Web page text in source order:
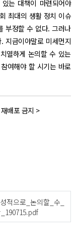
는 대책이 마련되어야
최대의 생활 정치 이슈
부정할 수 없다. 그러나
지금이야말로 미세먼지
열하게 논의할 수 있는
여해야 할 시기는 바로
배포 금지 >
적으로_논의할_수_